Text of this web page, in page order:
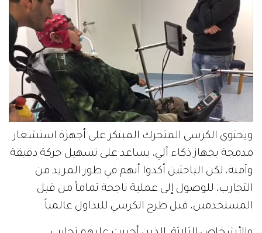
ويحتوي الكرسي المتحرك المبتكر على أجهزة استشعار
مدمجة بجهاز ذكاء آلي، يساعد على تسهيل حركة دقيقة
وآمنة، لكن الباحثين أكدوا أنهم في طور المزيد من
التجارب، للوصول إلى عملية ناجحة تماماً من قبل
المستخدمين، قبل طرح الكرسي للتداول عالمياً.